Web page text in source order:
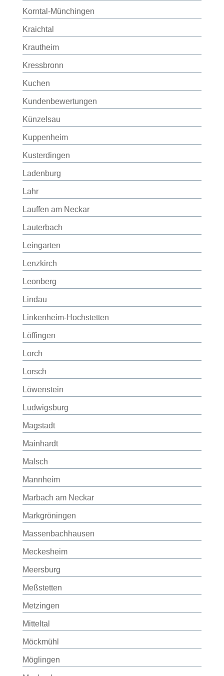
Korntal-Münchingen
Kraichtal
Krautheim
Kressbronn
Kuchen
Kundenbewertungen
Künzelsau
Kuppenheim
Kusterdingen
Ladenburg
Lahr
Lauffen am Neckar
Lauterbach
Leingarten
Lenzkirch
Leonberg
Lindau
Linkenheim-Hochstetten
Löffingen
Lorch
Lorsch
Löwenstein
Ludwigsburg
Magstadt
Mainhardt
Malsch
Mannheim
Marbach am Neckar
Markgröningen
Massenbachhausen
Meckesheim
Meersburg
Meßstetten
Metzingen
Mitteltal
Möckmühl
Möglingen